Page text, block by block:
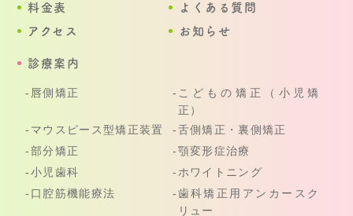
料金表
よくある質問
アクセス
お知らせ
診療案内
唇側矯正
こどもの矯正（小児矯
正）
マウスピース型矯正装置
舌側矯正・裏側矯正
部分矯正
顎変形症治療
小児歯科
ホワイトニング
口腔筋機能療法
歯科矯正用アンカースク
リュー